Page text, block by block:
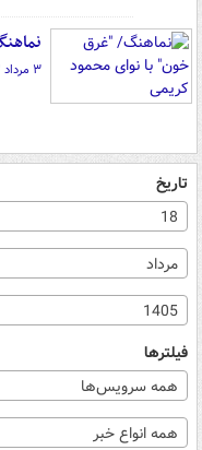
۳ مرداد ۰۲ - ۲۰:۰۱
تاریخ
18
مرداد
1405
فیلترها
همه سرویس‌ها
همه انواع خبر